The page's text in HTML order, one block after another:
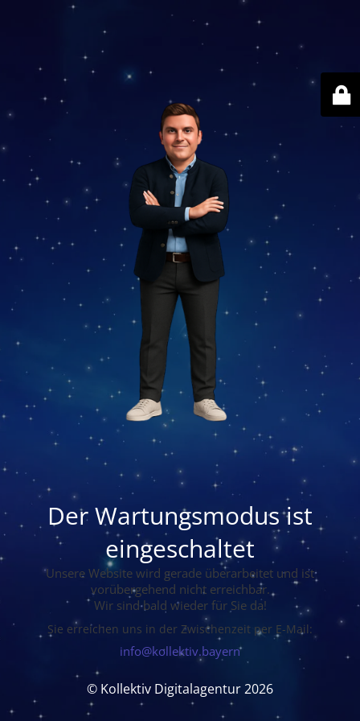
Der Wartungsmodus ist
eingeschaltet
Unsere Website wird gerade überarbeitet und ist
vorübergehend nicht erreichbar.
Wir sind bald wieder für Sie da!
Sie erreichen uns in der Zwischenzeit per E-Mail:
info@kollektiv.bayern
© Kollektiv Digitalagentur 2026